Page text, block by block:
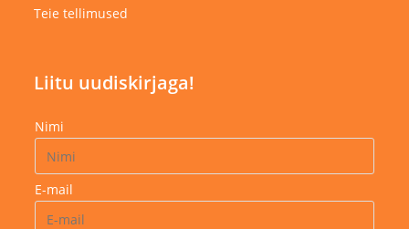
Teie tellimused
Liitu uudiskirjaga!
Nimi
E-mail